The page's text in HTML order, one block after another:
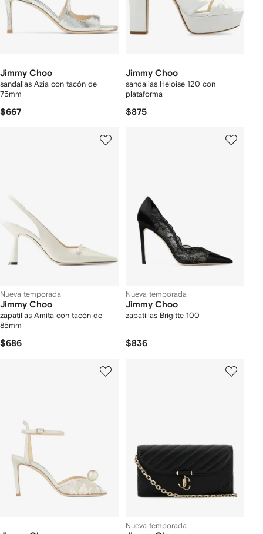
Jimmy Choo
sandalias Azia con tacón de
75mm
$667
Jimmy Choo
sandalias Heloise 120 con
plataforma
$875
Nueva temporada
Jimmy Choo
zapatillas Amita con tacón de
85mm
$686
Nueva temporada
Jimmy Choo
zapatillas Brigitte 100
$836
Nueva temporada